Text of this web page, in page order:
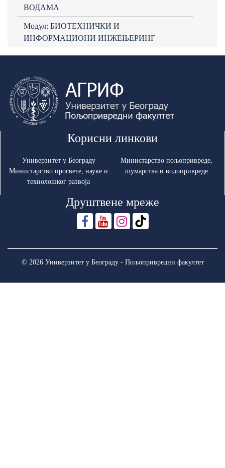
ВОДАМА
Модул: БИОТЕХНИЧКИ И
ИНФОРМАЦИОНИ ИНЖЕЊЕРИНГ
Корисни линкови
Универзитет у Београду
Министарство просвете, науке и
технолошког развоја
Министарство пољопривреде,
шумарства и водопривреде
Друштвене мреже
© 2026 Универзитет у Београду - Пољопривредни факултет